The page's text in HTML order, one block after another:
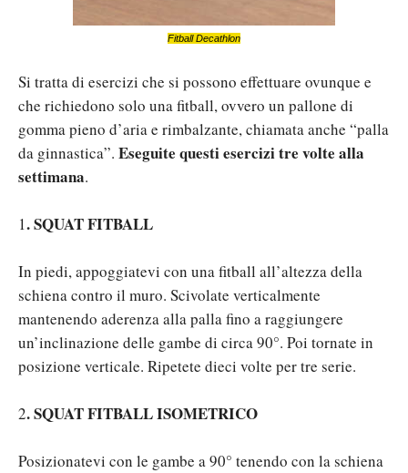
Fitball Decathlon
Si tratta di esercizi che si possono effettuare ovunque e
che richiedono solo una fitball, ovvero un pallone di
gomma pieno d’aria e rimbalzante, chiamata anche “palla
da ginnastica”. Eseguite questi esercizi tre volte alla
settimana.
1.SQUAT FITBALL
In piedi, appoggiatevi con una fitball all’altezza della
schiena contro il muro. Scivolate verticalmente
mantenendo aderenza alla palla fino a raggiungere
un’inclinazione delle gambe di circa 90°. Poi tornate in
posizione verticale. Ripetete dieci volte per tre serie.
2.SQUAT FITBALL ISOMETRICO
Posizionatevi con le gambe a 90° tenendo con la schiena